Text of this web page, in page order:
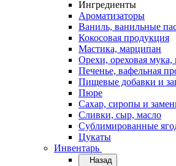
Ингредиенты
Ароматизаторы
Ваниль, ванильные
Кокосовая продукция
Мастика, марципан
Орехи, ореховая мука,
Печенье, вафельная
Пищевые добавки и
Пюре
Сахар, сиропы и
Сливки, сыр, масло
Сублимированные
Цукаты
Инвентарь
Назад